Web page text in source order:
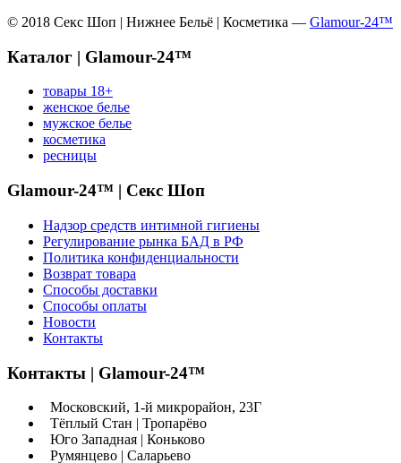
© 2018 Секс Шоп | Нижнее Бельё | Косметика — Glamour-24™
Каталог | Glamour-24™
товары 18+
женское белье
мужское белье
косметика
ресницы
Glamour-24™ | Секс Шоп
Надзор средств интимной гигиены
Регулирование рынка БАД в РФ
Политика конфиденциальности
Возврат товара
Способы доставки
Способы оплаты
Новости
Контакты
Контакты | Glamour-24™
Московский, 1-й микрорайон, 23Г
Тёплый Стан | Тропарёво
Юго Западная | Коньково
Румянцево | Саларьево